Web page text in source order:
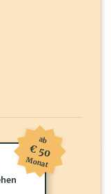
PLUS Inhalte
Sie dieses Profil frei
ab
€ 50
Monat